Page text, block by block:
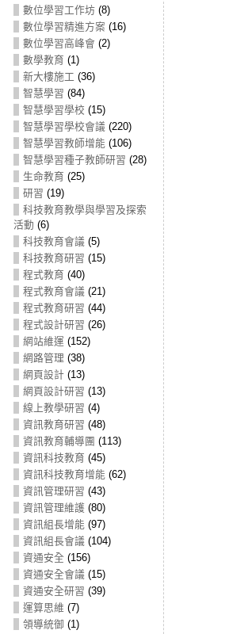
數位學習工作坊(8)
數位學習精進方案 (16)
數位學習高峰會 (2)
數學教育 (1)
新大樓施工 (36)
智慧學習 (84)
智慧學習學校 (15)
智慧學習學校會議 (220)
智慧學習教師增能(106)
智慧學習種子教師研習 (28)
生命教育 (25)
研習 (19)
科技教育教學與學習及探索
活動 (6)
科技教育會議 (5)
科技教育研習 (15)
程式教育 (40)
程式教育會議 (21)
程式教育研習 (44)
程式設計研習 (26)
網站維運 (152)
網路管理 (38)
網頁設計(13)
網頁設計研習 (13)
線上教學研習 (4)
資訊教育研習 (48)
資訊教育輔導團 (113)
資訊科技教育 (45)
資訊科技教育增能(62)
資訊管理研習 (43)
資訊管理維護(80)
資訊組長增能(97)
資訊組長會議 (104)
資通安全 (156)
資通安全會議 (15)
資通安全研習 (39)
運算思維 (7)
領導統御 (1)